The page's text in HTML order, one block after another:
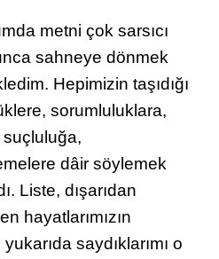
metni çok sarsıcı
sahneye dönmek
Hepimizin taşıdığı
sorumluluklara,
suçluluğa,
dâir söylemek
Liste, dışarıdan
hayatlarımızın
saydıklarımı o